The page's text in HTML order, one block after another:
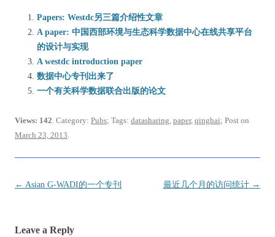
Papers: Westdc另三篇介绍性文章
A paper: 中国西部环境与生态科学数据中心在线共享平台
的设计与实现
A westdc introduction paper
数据中心专刊出来了
一个有关科学数据联合出版的论文
Views: 142. Category: Pubs; Tags: datasharing, paper, qinghai; Post on
March 23, 2013.
Post
← Asian G-WADI的一个专刊 最近几个月的访问统计 →
Leave a Reply